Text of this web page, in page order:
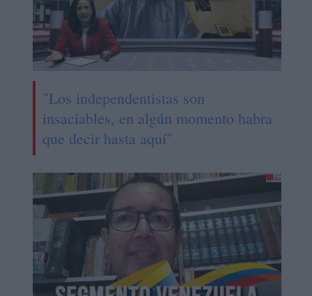
"Los independentistas son
insaciables, en algún momento habra
que decir hasta aquí"